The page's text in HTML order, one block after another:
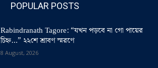
POPULAR POSTS
Rabindranath Tagore: “যখন পড়বে না গো পায়ের
চিহ্ন…” ২২শে শ্রাবণ স্মরণে
8 August, 2026